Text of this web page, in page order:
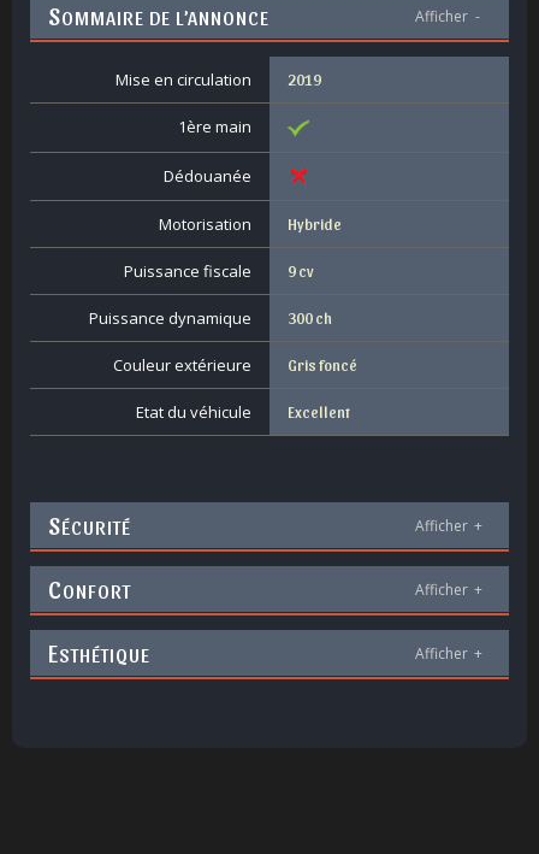
SOMMAIRE DE L’ANNONCE Afficher -
Mise en circulation 2019
1ère main
Dédouanée
Motorisation Hybride
Puissance fiscale 9 cv
Puissance dynamique 300 ch
Couleur extérieure Gris foncé
Etat du véhicule Excellent
SÉCURITÉ Afficher +
CONFORT Afficher +
ESTHÉTIQUE Afficher +